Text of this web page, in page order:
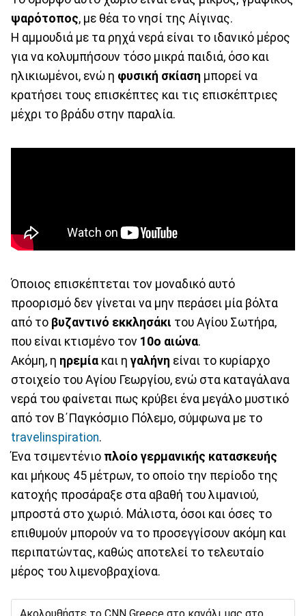
ψαρότοπος, με θέα το νησί της Αίγινας.
Η αμμουδιά με τα ρηχά νερά είναι το ιδανικό μέρος
για να κολυμπήσουν τόσο μικρά παιδιά, όσο και
ηλικιωμένοι, ενώ η φυσική σκίαση μπορεί να
κρατήσει τους επισκέπτες και τις επισκέπτριες
μέχρι το βράδυ στην παραλία.
Όποιος επισκέπτεται τον μοναδικό αυτό
προορισμό δεν γίνεται να μην περάσει μία βόλτα
από το βυζαντινό εκκλησάκι του Αγίου Σωτήρα,
που είναι κτισμένο τον 10ο αιώνα.
Ακόμη, η ηρεμία και η γαλήνη είναι το κυρίαρχο
στοιχείο του Αγίου Γεωργίου, ενώ στα καταγάλανα
νερά του φαίνεται πως κρύβει ένα μεγάλο μυστικό
από τον Β΄Παγκόσμιο Πόλεμο, σύμφωνα με το
travelinspiration.
Ένα τσιμεντένιο πλοίο γερμανικής κατασκευής
και μήκους 45 μέτρων, το οποίο την περίοδο της
κατοχής προσάραξε στα αβαθή του λιμανιού,
μπροστά στο χωριό. Μάλιστα, όσοι και όσες το
επιθυμούν μπορούν να το προσεγγίσουν ακόμη και
περιπατώντας, καθώς αποτελεί το τελευταίο
μέρος του λιμενοβραχίονα.